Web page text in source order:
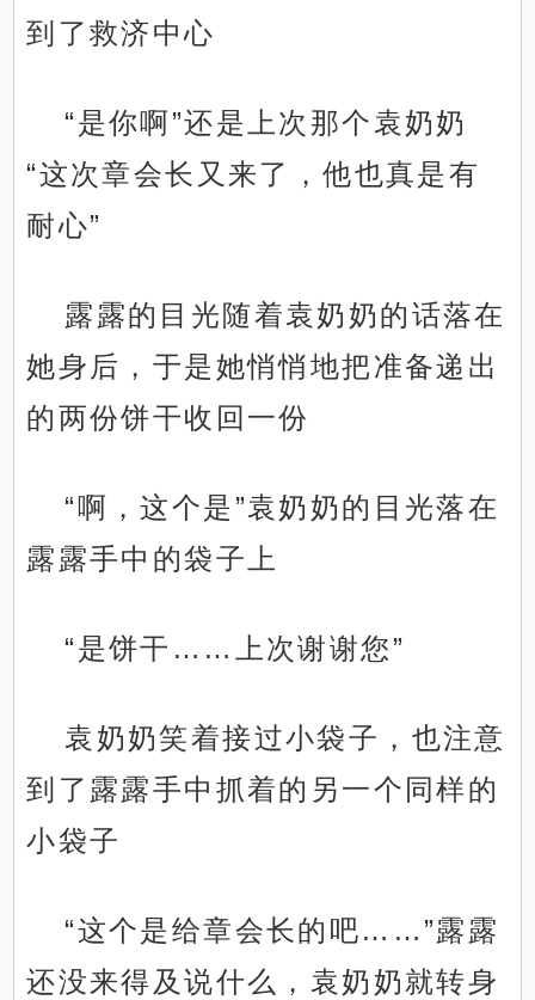
到了救济中心
“是你啊”还是上次那个袁奶奶
“这次章会长又来了，他也真是有
耐心”
露露的目光随着袁奶奶的话落在
她身后，于是她悄悄地把准备递出
的两份饼干收回一份
“啊，这个是”袁奶奶的目光落在
露露手中的袋子上
“是饼干……上次谢谢您”
袁奶奶笑着接过小袋子，也注意
到了露露手中抓着的另一个同样的
小袋子
“这个是给章会长的吧……”露露
还没来得及说什么，袁奶奶就转身